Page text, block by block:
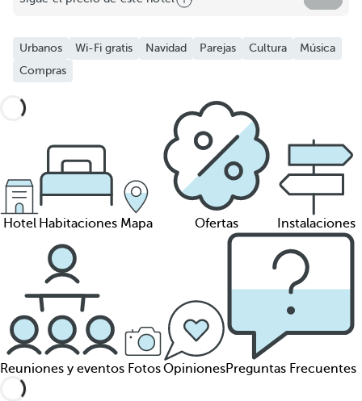
Urbanos Wi-Fi gratis Navidad Parejas Cultura
Música
Compras
Hotel Habitaciones Mapa Ofertas Instalaciones
Reuniones y eventos FotosOpinionesPreguntas Frecuentes